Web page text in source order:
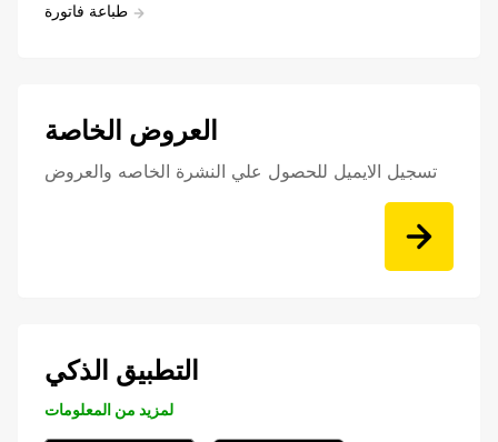
طباعة فاتورة
العروض الخاصة
تسجيل الايميل للحصول علي النشرة الخاصه والعروض
التطبيق الذكي
لمزيد من المعلومات